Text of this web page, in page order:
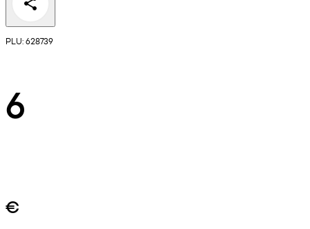
PLU: 628739
6
€